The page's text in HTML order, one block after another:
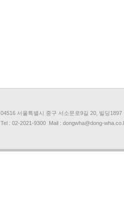
04516 서울특별시 중구 서소문로9길 20, 빌딩1897
Tel : 02-2021-9300 Mail : dongwha@dong-